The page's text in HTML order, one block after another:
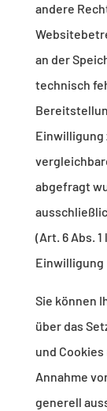
andere
an der
technisch
Einwilligung
abgefragt
(Art. 6 Abs. 1
Sie können
über das
und
Annahme
generell